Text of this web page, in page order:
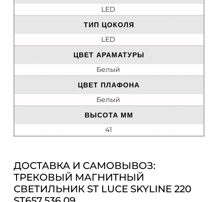
LED
ТИП ЦОКОЛЯ
LED
ЦВЕТ АРАМАТУРЫ
Белый
ЦВЕТ ПЛАФОНА
Белый
ВЫСОТА ММ
41
ДОСТАВКА И САМОВЫВОЗ:
ТРЕКОВЫЙ МАГНИТНЫЙ
СВЕТИЛЬНИК ST LUCE SKYLINE 220